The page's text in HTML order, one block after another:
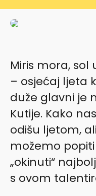
Miris mora, sol
– osjećaj ljeta
duže glavni je
Kutije. Kako
odišu ljetom,
možemo
„okinuti“
s ovom